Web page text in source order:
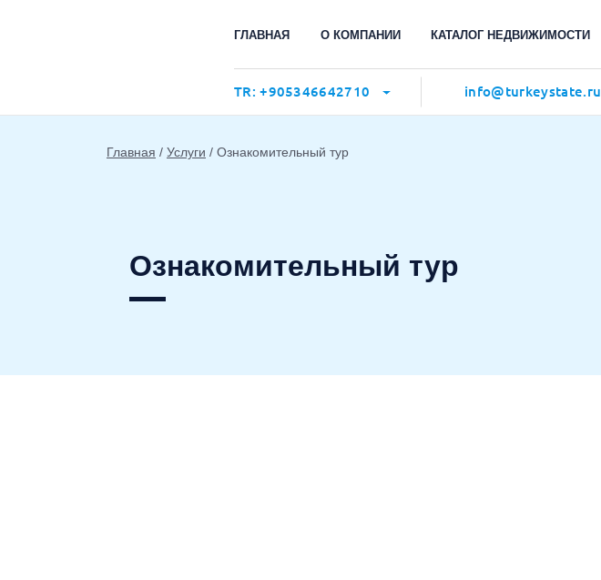
ГЛАВНАЯ О КОМПАНИИ КАТАЛОГ НЕДВИЖИМОСТИ
TR: +905346642710 info@turkeystate.ru
Главная Услуги Ознакомительный тур
Ознакомительный тур